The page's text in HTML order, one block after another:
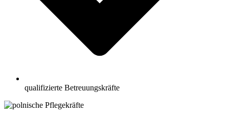
qualifizierte Betreuungskräfte